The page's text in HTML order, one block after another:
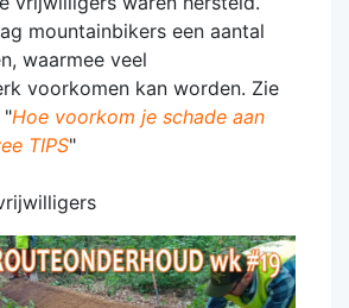
mountainbikers een aantal
waarmee veel
voorkomen kan worden. Zie
"Hoe voorkom je schade aan
TIPS"